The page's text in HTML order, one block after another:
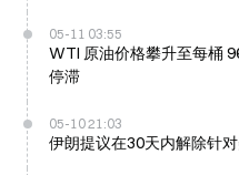
05-11 03:55
WTI 原油价格攀升至每桶
停滞
05-10 21:03
伊朗提议在30天内解除针